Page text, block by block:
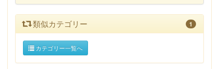
類似カテゴリー 1
カテゴリー一覧へ